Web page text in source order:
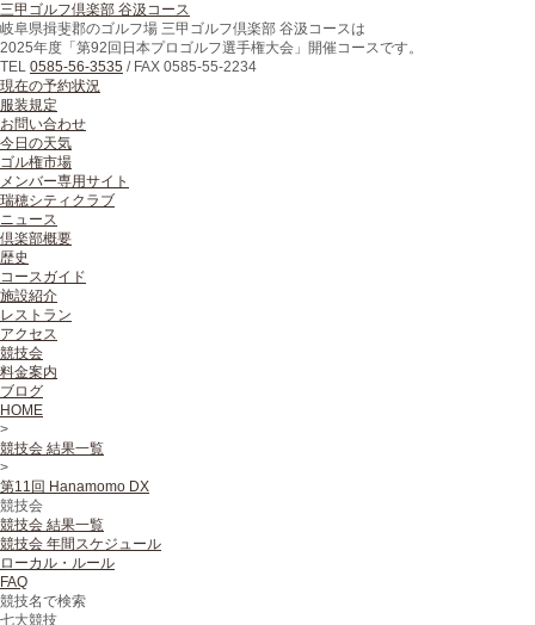
三甲ゴルフ倶楽部 谷汲コース
岐阜県揖斐郡のゴルフ場 三甲ゴルフ倶楽部 谷汲コースは
2025年度「第92回日本プロゴルフ選手権大会」開催コースです。
TEL 0585-56-3535 / FAX 0585-55-2234
現在の予約状況
服装規定
お問い合わせ
今日の天気
ゴル権市場
メンバー専用サイト
瑞穂シティクラブ
ニュース
倶楽部概要
歴史
コースガイド
施設紹介
レストラン
アクセス
競技会
料金案内
ブログ
HOME
>
競技会 結果一覧
>
第11回 Hanamomo DX
競技会
競技会 結果一覧
競技会 年間スケジュール
ローカル・ルール
FAQ
競技名で検索
七大競技